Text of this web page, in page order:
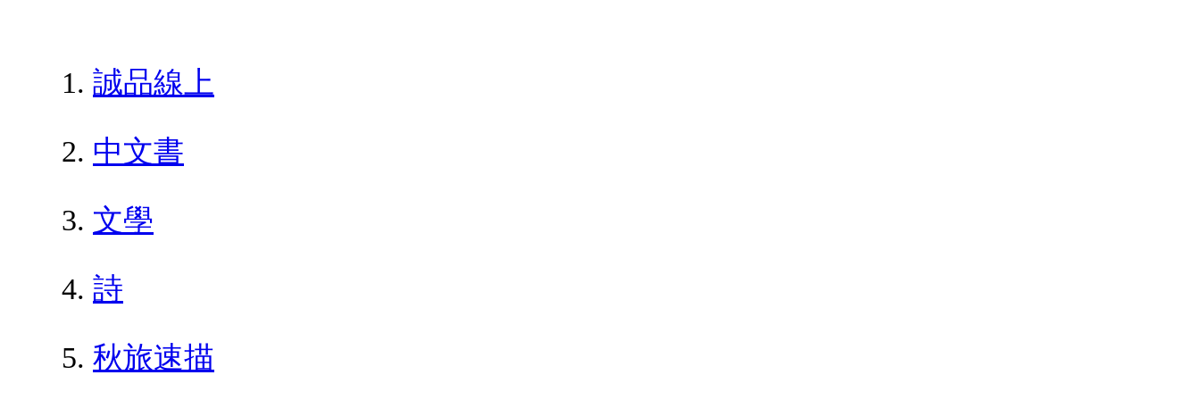
誠品線上
中文書
文學
詩
秋旅速描